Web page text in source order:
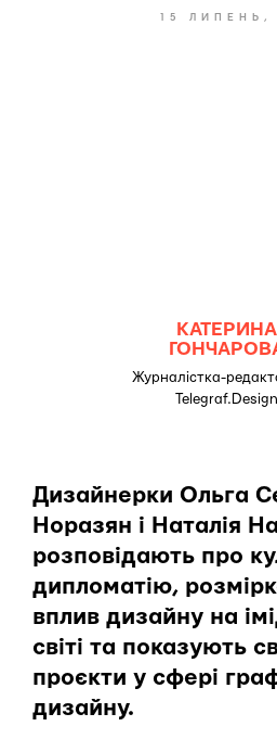
15 ЛИПЕНЬ,
КАТЕРИНА
Журналістка-
Telegraf.Design
Дизайнерки Ольга
Норазян і Наталія
розповідають про
дипломатію,
вплив дизайну на
світі та показують
проєкти у сфері
дизайну.